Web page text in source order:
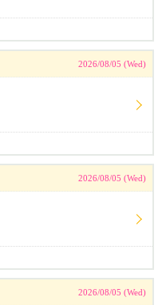
2026/08/05 (Wed)
2026/08/05 (Wed)
2026/08/05 (Wed)